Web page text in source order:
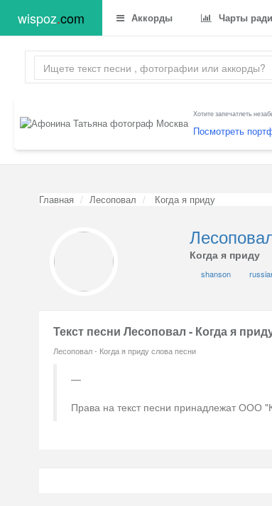
wispoz.com Аккорды Чарты
Хотите запечатлеть
Посмотреть
Главная Лесоповал Когда я приду
Когда я приду
shanson
Текст песни Лесоповал - Когда я
Лесоповал - Когда я приду слова песни
Права на текст песни принадлежат ООО